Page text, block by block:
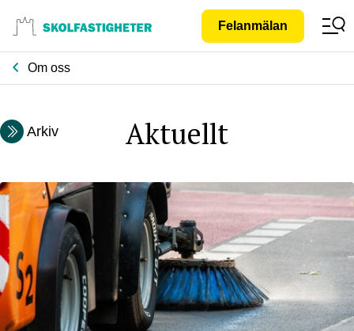
Gå till
innehåll
Felanmälan
Om oss
Arkiv Aktuellt